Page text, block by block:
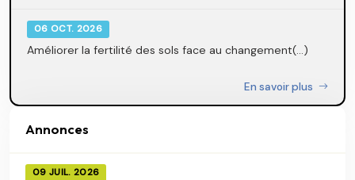
06 OCT. 2026
Améliorer la fertilité des sols face au changement(...)
En savoir plus
Annonces
09 JUIL. 2026